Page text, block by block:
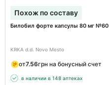
Похож по составу
Билобил форте капсулы 80 мг №60
KRKA d.d. Novo Mesto
от7.56грн на бонусный счет
в наличии в 148 аптеках